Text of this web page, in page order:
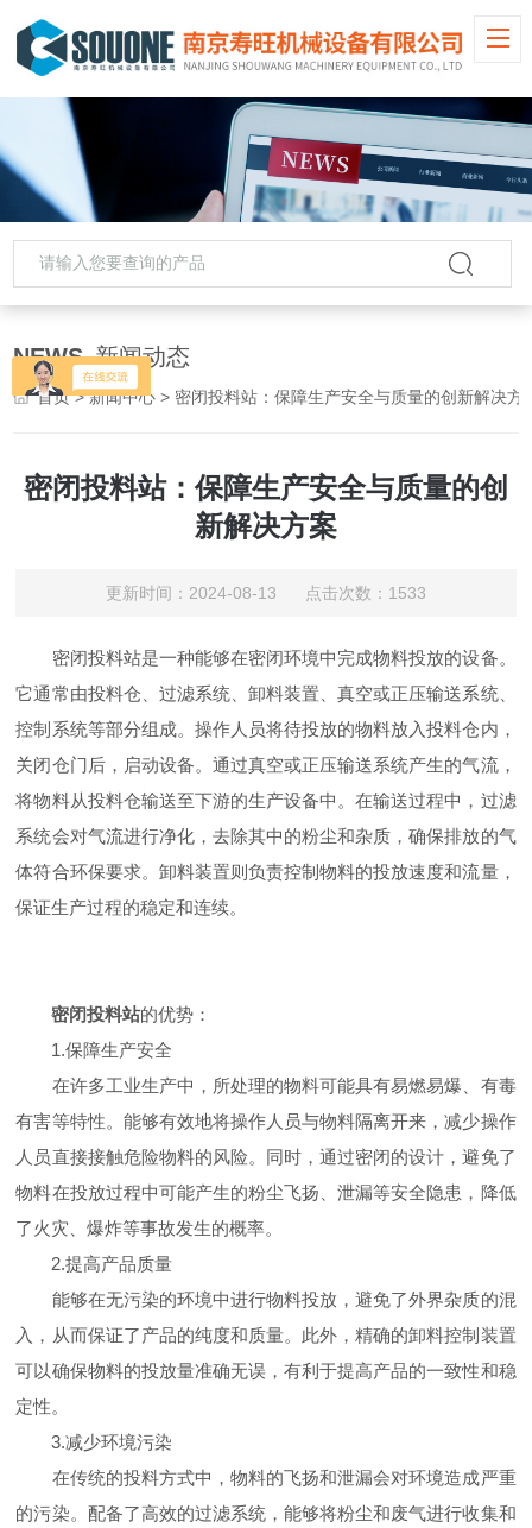
NEWS 新闻动态
首页>新闻中心 > 密闭投料站：保障生产安全与质量的创新解决方
密闭投料站：保障生产安全与质量的创
新解决方案
更新时间：2024-08-13 点击次数：1533
密闭投料站是一种能够在密闭环境中完成物料投放的设备。
它通常由投料仓、过滤系统、卸料装置、真空或正压输送系统、
控制系统等部分组成。操作人员将待投放的物料放入投料仓内，
关闭仓门后，启动设备。通过真空或正压输送系统产生的气流，
将物料从投料仓输送至下游的生产设备中。在输送过程中，过滤
系统会对气流进行净化，去除其中的粉尘和杂质，确保排放的气
体符合环保要求。卸料装置则负责控制物料的投放速度和流量，
保证生产过程的稳定和连续。
密闭投料站的优势：
1.保障生产安全
在许多工业生产中，所处理的物料可能具有易燃易爆、有毒
有害等特性。能够有效地将操作人员与物料隔离开来，减少操作
人员直接接触危险物料的风险。同时，通过密闭的设计，避免了
物料在投放过程中可能产生的粉尘飞扬、泄漏等安全隐患，降低
了火灾、爆炸等事故发生的概率。
2.提高产品质量
能够在无污染的环境中进行物料投放，避免了外界杂质的混
入，从而保证了产品的纯度和质量。此外，精确的卸料控制装置
可以确保物料的投放量准确无误，有利于提高产品的一致性和稳
定性。
3.减少环境污染
在传统的投料方式中，物料的飞扬和泄漏会对环境造成严重
的污染。配备了高效的过滤系统，能够将粉尘和废气进行收集和